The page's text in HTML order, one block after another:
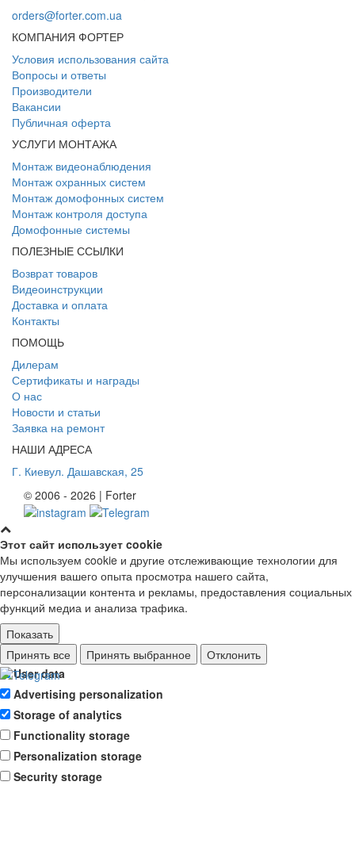
orders@forter.com.ua
КОМПАНИЯ ФОРТЕР
Условия использования сайта
Вопросы и ответы
Производители
Вакансии
Публичная оферта
УСЛУГИ МОНТАЖА
Монтаж видеонаблюдения
Монтаж охранных систем
Монтаж домофонных систем
Монтаж контроля доступа
Домофонные системы
ПОЛЕЗНЫЕ ССЫЛКИ
Возврат товаров
Видеоинструкции
Доставка и оплата
Контакты
ПОМОЩЬ
Дилерам
Сертификаты и награды
О нас
Новости и статьи
Заявка на ремонт
НАШИ АДРЕСА
Г. Киевул. Дашавская, 25
© 2006 - 2026 | Forter
Этот сайт использует cookie
Мы используем cookie и другие отслеживающие технологии для
улучшения вашего опыта просмотра нашего сайта,
персонализации контента и рекламы, предоставления социальных
функций медиа и анализа трафика.
Показать
Ad storage
User data
Advertising personalization
Storage of analytics
Functionality storage
Personalization storage
Security storage
Принять все Принять выбранное Отклонить